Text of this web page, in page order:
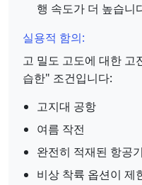
행 속도가 더 높습니
실용적 함의:
고 밀도 고도에 대한 고
습한" 조건입니다:
고지대 공항
여름 작전
완전히 적재된 항공기
비상 착륙 옵션이 제